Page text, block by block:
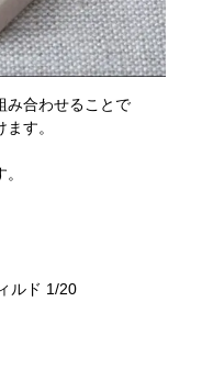
み合わせることで
す。
ルド 1/20